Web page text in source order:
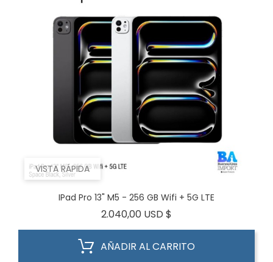
VISTA RÁPIDA
IPad Pro 13" M5 - 256 GB Wifi + 5G LTE
2.040,00 USD $
AÑADIR AL CARRITO